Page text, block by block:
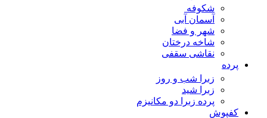
شکوفه
آسمان آبی
شهر و فضا
شاخه درختان
نقاشی سقفی
پرده
زبرا شب و روز
زبرا شید
پرده زبرا دو مکانیزم
کفپوش